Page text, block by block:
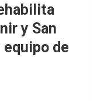
y San
equipo de